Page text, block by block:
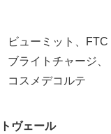
ビューミット、FTC
ブライトチャージ、
コスメデコルテ
ヴェール